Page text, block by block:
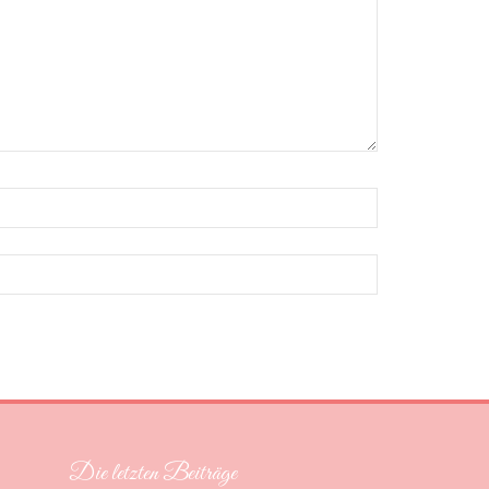
Die letzten Beiträge